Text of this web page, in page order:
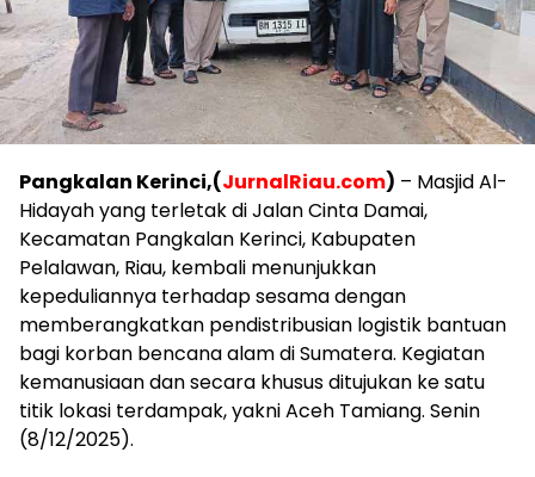
Pangkalan Kerinci,(JurnalRiau.com) – Masjid Al-
Hidayah yang terletak di Jalan Cinta Damai,
Kecamatan Pangkalan Kerinci, Kabupaten
Pelalawan, Riau, kembali menunjukkan
kepeduliannya terhadap sesama dengan
memberangkatkan pendistribusian logistik bantuan
bagi korban bencana alam di Sumatera. Kegiatan
kemanusiaan dan secara khusus ditujukan ke satu
titik lokasi terdampak, yakni Aceh Tamiang. Senin
(8/12/2025).